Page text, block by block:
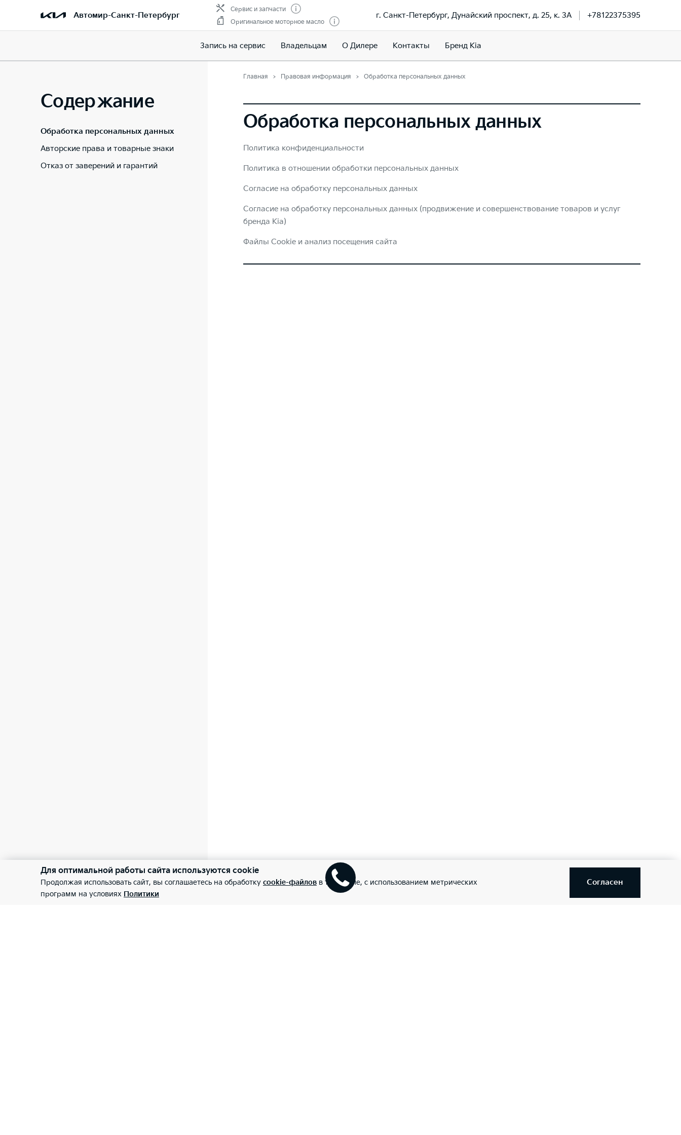
Автомир-Санкт-Петербург
Сервис и запчасти
Оригинальное моторное масло
г. Санкт-Петербург, Дунайский проспект, д. 25, к. 3А +78122375395
Запись на сервис Владельцам О Дилере Контакты Бренд Kia
Содержание
Обработка персональных данных
Авторские права и товарные знаки
Отказ от заверений и гарантий
Главная Правовая информация Обработка персональных данных
Обработка персональных данных
Политика конфиденциальности
Политика в отношении обработки персональных данных
Согласие на обработку персональных данных
Согласие на обработку персональных данных (продвижение и совершенствование товаров и услуг
бренда Kia)
Файлы Cookie и анализ посещения сайта
Для оптимальной работы сайта используются cookie
Продолжая использовать сайт, вы соглашаетесь на обработку cookie-файлов в том числе, с использованием метрических
программ на условиях Политики
Согласен